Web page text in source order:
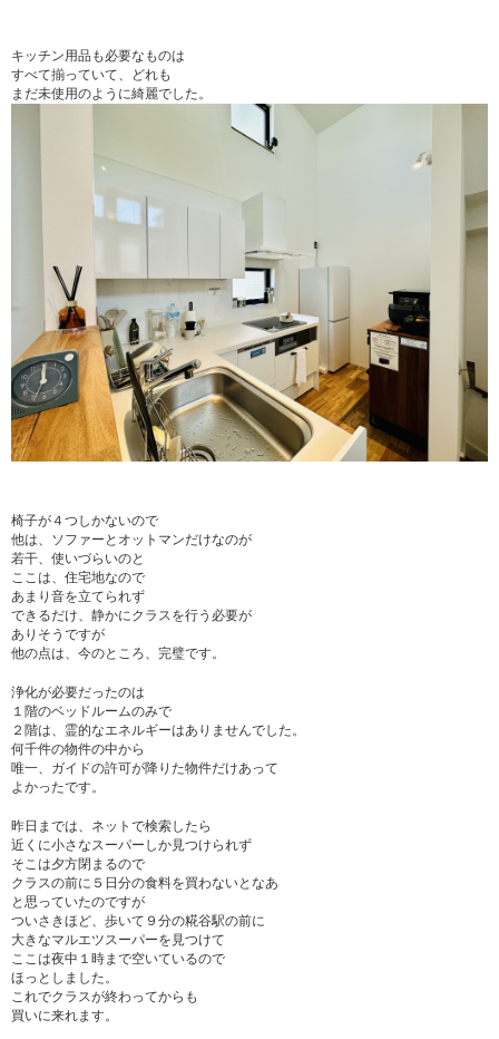
キッチン用品も必要なものは
すべて揃っていて、どれも
まだ未使用のように綺麗でした。
椅子が４つしかないので
他は、ソファーとオットマンだけなのが
若干、使いづらいのと
ここは、住宅地なので
あまり音を立てられず
できるだけ、静かにクラスを行う必要が
ありそうですが
他の点は、今のところ、完璧です。
浄化が必要だったのは
１階のベッドルームのみで
２階は、霊的なエネルギーはありませんでした。
何千件の物件の中から
唯一、ガイドの許可が降りた物件だけあって
よかったです。
昨日までは、ネットで検索したら
近くに小さなスーパーしか見つけられず
そこは夕方閉まるので
クラスの前に５日分の食料を買わないとなあ
と思っていたのですが
ついさきほど、歩いて９分の糀谷駅の前に
大きなマルエツスーパーを見つけて
ここは夜中１時まで空いているので
ほっとしました。
これでクラスが終わってからも
買いに来れます。